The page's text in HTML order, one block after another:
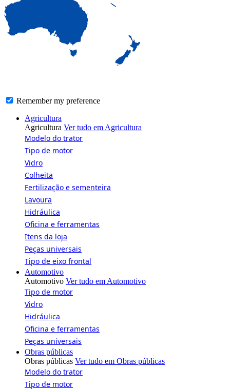
Remember my preference
Navegação
principal
Agricultura
Agricultura Ver tudo em Agricultura
Modelo do trator
Tipo de motor
Vidro
Colheita
Fertilização e sementeira
Lavoura
Hidráulica
Oficina e ferramentas
Itens da loja
Peças universais
Tipo de eixo frontal
Automotivo
Automotivo Ver tudo em Automotivo
Tipo de motor
Vidro
Hidráulica
Oficina e ferramentas
Peças universais
Obras públicas
Obras públicas Ver tudo em Obras públicas
Modelo do trator
Tipo de motor